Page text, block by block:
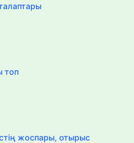
топ
жоспары, отырыс